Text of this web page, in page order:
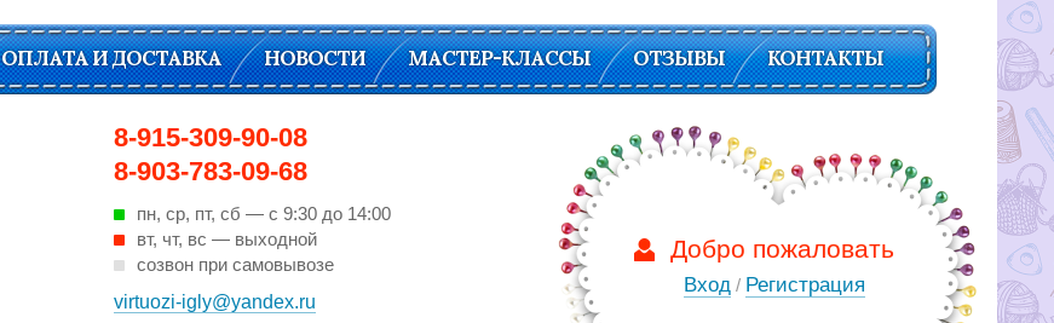
8-915-309-90-08
8-903-783-09-68
пн, ср, пт, cб — с 9:30 до 14:00
вт, чт, вс — выходной
созвон при самовывозе
virtuozi-igly@yandex.ru
ОПЛАТА И ДОСТАВКА НОВОСТИ МАСТЕР-КЛАССЫ ОТЗЫВЫ КОНТАКТЫ
Добро пожаловать
Вход / Регистрация